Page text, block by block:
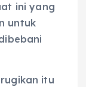
ini yang
untuk
itu